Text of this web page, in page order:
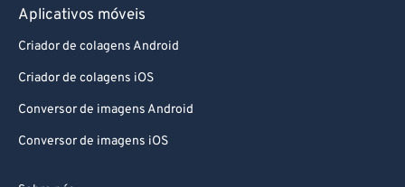
Aplicativos móveis
Criador de colagens Android
Criador de colagens iOS
Conversor de imagens Android
Conversor de imagens iOS